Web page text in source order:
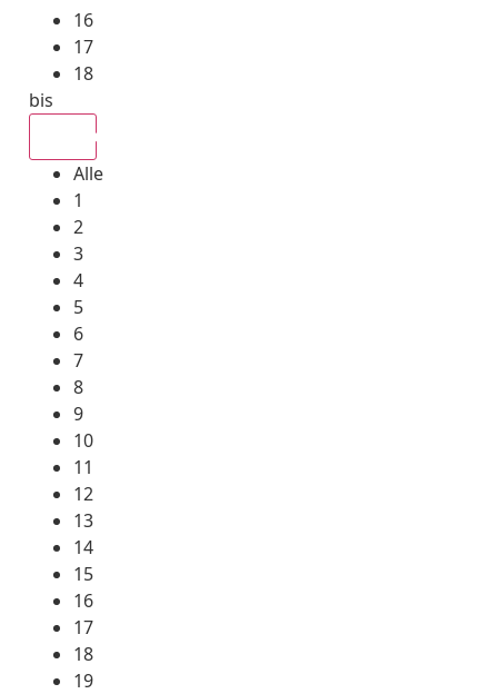
16
17
18
bis
Alle
1
2
3
4
5
6
7
8
9
10
11
12
13
14
15
16
17
18
19